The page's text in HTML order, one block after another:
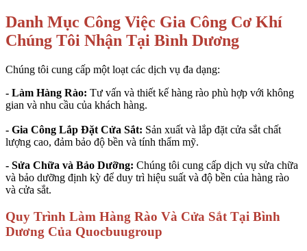
Danh Mục Công Việc Gia Công Cơ Khí
Chúng Tôi Nhận Tại Bình Dương
Chúng tôi cung cấp một loạt các dịch vụ đa dạng:
- Làm Hàng Rào: Tư vấn và thiết kế hàng rào phù hợp với không
gian và nhu cầu của khách hàng.
- Gia Công Lắp Đặt Cửa Sắt: Sản xuất và lắp đặt cửa sắt chất
lượng cao, đảm bảo độ bền và tính thẩm mỹ.
- Sửa Chữa và Bảo Dưỡng: Chúng tôi cung cấp dịch vụ sửa chữa
và bảo dưỡng định kỳ để duy trì hiệu suất và độ bền của hàng rào
và cửa sắt.
Quy Trình Làm Hàng Rào Và Cửa Sắt Tại Bình
Dương Của Quocbuugroup